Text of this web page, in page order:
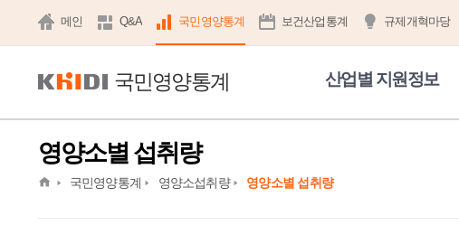
메인 Q&A 국민영양통계 보건산업통계 규제개혁마당
국민영양통계 산업별 지원정보
영양소별 섭취량
home국민영양통계 영양소섭취량 영양소별 섭취량